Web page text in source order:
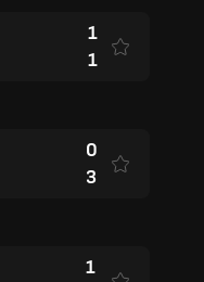
1
1
0
3
1